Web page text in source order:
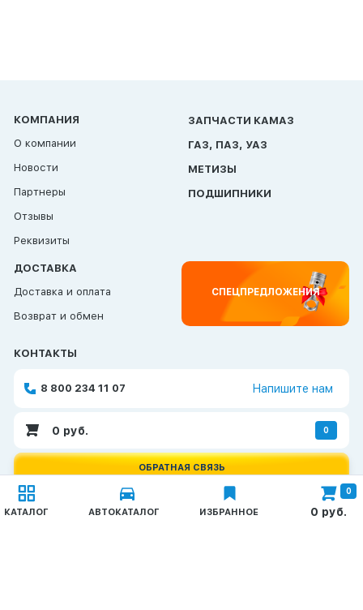
КОМПАНИЯ
О компании
Новости
Партнеры
Отзывы
Реквизиты
ЗАПЧАСТИ КАМАЗ
ГАЗ, ПАЗ, УАЗ
МЕТИЗЫ
ПОДШИПНИКИ
ДОСТАВКА
Доставка и оплата
Возврат и обмен
СПЕЦПРЕДЛОЖЕНИЯ
КОНТАКТЫ
8 800 234 11 07 Напишите нам
0 руб. 0
ОБРАТНАЯ СВЯЗЬ
КАТАЛОГ АВТОКАТАЛОГ ИЗБРАННОЕ 0 руб.
0
Каталог